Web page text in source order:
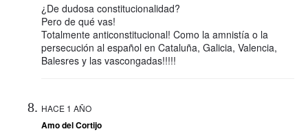
¿De dudosa constitucionalidad?
Pero de qué vas!
Totalmente anticonstitucional! Como la amnistía o la
persecución al español en Cataluña, Galicia, Valencia,
Balesres y las vascongadas!!!!!
HACE 1 AÑO
Amo del Cortijo